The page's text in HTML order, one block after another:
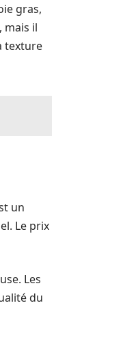
gras,
mais il
texture
un
Le prix
Les
du